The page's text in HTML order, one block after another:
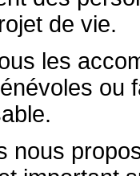
de vie.
les
ou
nous